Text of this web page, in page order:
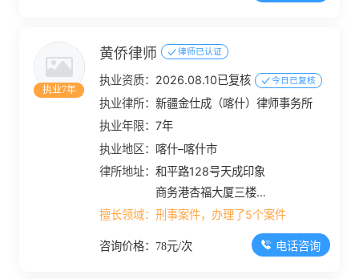
执业7年
黄侨律师 律师已认证
执业资质： 2026.08.10已复核 今日已复核
执业律所：新疆金仕成（喀什）律师事务所
执业年限：7年
执业地区： 喀什–喀什市
律所地址：和平路128号天成印象
商务港杏福大厦三楼
302商铺
擅长领域：刑事案件，办理了5个案件
咨询价格：78元/次 电话咨询